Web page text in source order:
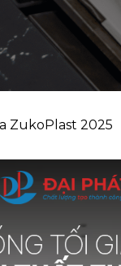
ZukoPlast 2025